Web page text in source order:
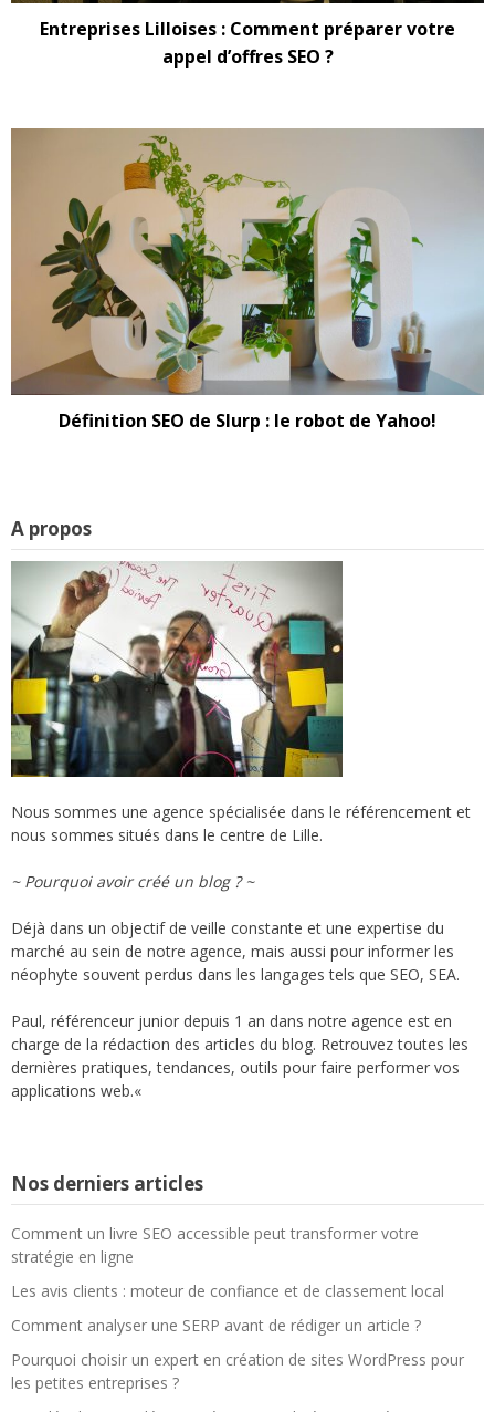
Entreprises Lilloises : Comment préparer votre
appel d’offres SEO ?
Définition SEO de Slurp : le robot de Yahoo!
A propos
Nous sommes une agence spécialisée dans le référencement et
nous sommes situés dans le centre de Lille.
~ Pourquoi avoir créé un blog ? ~
Déjà dans un objectif de veille constante et une expertise du
marché au sein de notre agence, mais aussi pour informer les
néophyte souvent perdus dans les langages tels que SEO, SEA.
Paul, référenceur junior depuis 1 an dans notre agence est en
charge de la rédaction des articles du blog. Retrouvez toutes les
dernières pratiques, tendances, outils pour faire performer vos
applications web.«
Nos derniers articles
Comment un livre SEO accessible peut transformer votre
stratégie en ligne
Les avis clients : moteur de confiance et de classement local
Comment analyser une SERP avant de rédiger un article ?
Pourquoi choisir un expert en création de sites WordPress pour
les petites entreprises ?